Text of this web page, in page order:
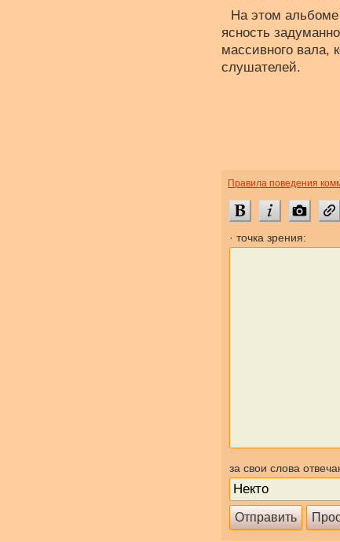
На этом альбоме
ясность
массивного вала,
слушателей.
Правила поведения
· точка зрения:
за свои слова